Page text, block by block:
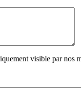
visible par nos